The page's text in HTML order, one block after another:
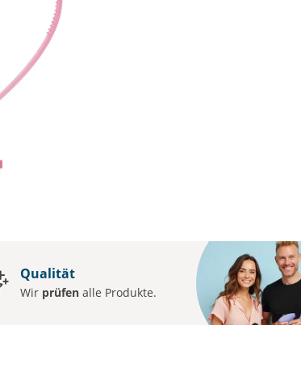
Qualität
Wir prüfen alle Produkte.